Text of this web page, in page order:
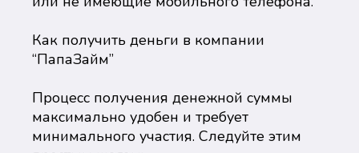
Как получить деньги в компании
“ПапаЗайм”
Процесс получения денежной суммы
максимально удобен и требует
минимального участия. Следуйте этим